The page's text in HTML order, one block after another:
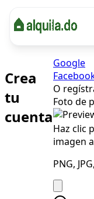
Crea
tu
cuenta
Google
O
Foto de
Haz clic
imagen
PNG,